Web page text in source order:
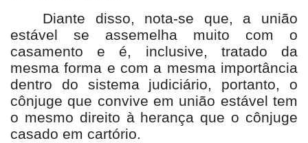
Diante disso, nota-se que, a união
estável se assemelha muito com o
casamento e é, inclusive, tratado da
mesma forma e com a mesma importância
dentro do sistema judiciário, portanto, o
cônjuge que convive em união estável tem
o mesmo direito à herança que o cônjuge
casado em cartório.